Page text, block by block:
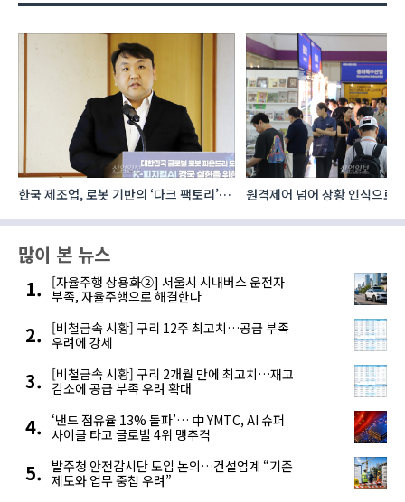
한국 제조업, 로봇 기반의 ‘다크 팩토리’로
원격제어 넘어 상황 인식으로,
많이 본 뉴스
[자율주행 상용화②] 서울시 시내버스 운전자
부족, 자율주행으로 해결한다
[비철금속 시황] 구리 12주 최고치…공급 부족
우려에 강세
[비철금속 시황] 구리 2개월 만에 최고치…재고
감소에 공급 부족 우려 확대
‘낸드 점유율 13% 돌파’… 中 YMTC, AI 슈퍼
사이클 타고 글로벌 4위 맹추격
발주청 안전감시단 도입 논의…건설업계 “기존
제도와 업무 중첩 우려”